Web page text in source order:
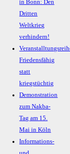
in Bonn: Den
Dritten
Weltkrieg
verhindern!
Friedensfähig
statt
kriegstüchtig
Demonstration
zum Nakba-
Tag am 15.
Mai in Köln
Informations-